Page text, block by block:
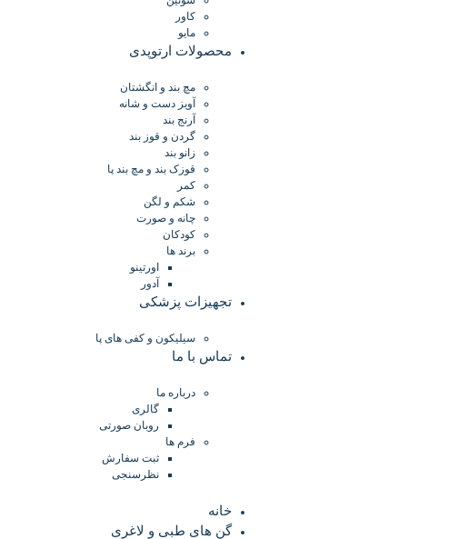
کاور
مایو
محصولات ارتوپدی
مچ بند و انگشتان
آویز دست و شانه
آرنج بند
گردن و قوز بند
زانو بند
قوزک بند و مچ بند پا
کمر
شکم و لگن
چانه و صورت
کودکان
برند ها
اورتینو
آدور
تجهیزات پزشکی
سیلیکون و کفی های پا
تماس با ما
درباره ما
گالری
روبان صورتی
فرم ها
ثبت سفارش
نظرسنجی
خانه
گن های طبی و لاغری